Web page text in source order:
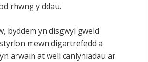
rhwng y ddau.
byddem yn disgwyl gweld
mewn digartrefedd a
arwain at well canlyniadau ar